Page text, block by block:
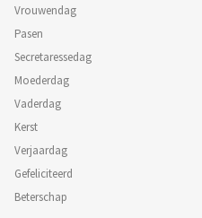
Vrouwendag
Pasen
Secretaressedag
Moederdag
Vaderdag
Kerst
Verjaardag
Gefeliciteerd
Beterschap